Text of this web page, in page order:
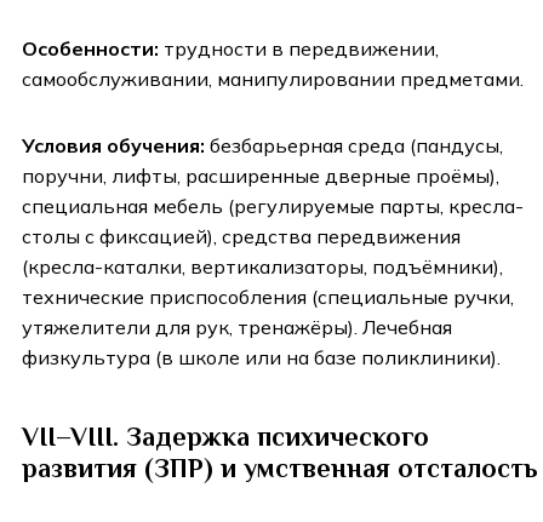
Особенности: трудности в передвижении,
самообслуживании, манипулировании предметами.
Условия обучения: безбарьерная среда (пандусы,
поручни, лифты, расширенные дверные проёмы),
специальная мебель (регулируемые парты, кресла-
столы с фиксацией), средства передвижения
(кресла-каталки, вертикализаторы, подъёмники),
технические приспособления (специальные ручки,
утяжелители для рук, тренажёры). Лечебная
физкультура (в школе или на базе поликлиники).
VII–VIII. Задержка психического
развития (ЗПР) и умственная отсталость